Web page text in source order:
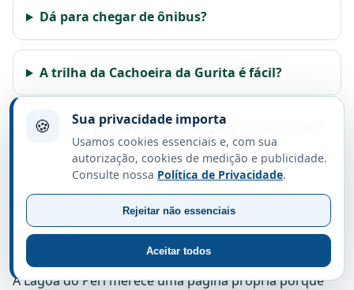
Dá para chegar de ônibus?
A trilha da Cachoeira da Gurita é fácil?
A Lagoa do Peri é acessível para cadeirantes?
Afinal, como organizar a
visita?
A Lagoa do Peri merece uma página própria porque
🍪 Sua privacidade importa
Usamos cookies essenciais e, com sua
autorização, cookies de medição e publicidade.
Consulte nossa Política de Privacidade.
Aceitar todos
Rejeitar não essenciais